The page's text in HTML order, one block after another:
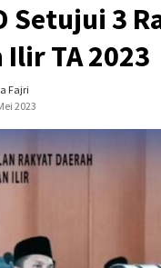
Setujui 3
Ilir TA 2023
Fajri
2023